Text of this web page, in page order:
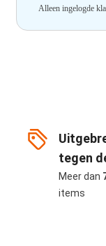
Alleen ingelogde
tegen
Meer dan
items